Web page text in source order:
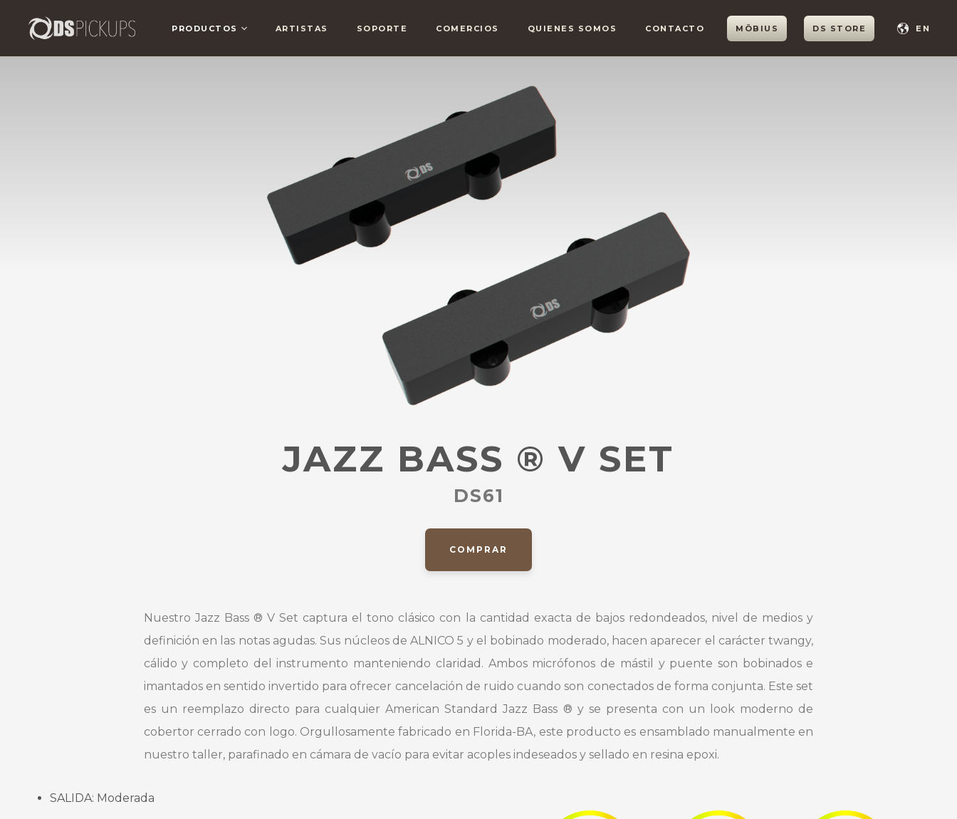
PRODUCTOS ARTISTAS SOPORTE COMERCIOS QUIENES SOMOS CONTACTO MÖBIUS DS STORE EN
JAZZ BASS ® V SET
DS61
COMPRAR
Nuestro Jazz Bass ® V Set captura el tono clásico con la cantidad exacta de bajos redondeados, nivel de medios y
definición en las notas agudas. Sus núcleos de ALNICO 5 y el bobinado moderado, hacen aparecer el carácter twangy,
cálido y completo del instrumento manteniendo claridad. Ambos micrófonos de mástil y puente son bobinados e
imantados en sentido invertido para ofrecer cancelación de ruido cuando son conectados de forma conjunta. Este set
es un reemplazo directo para cualquier American Standard Jazz Bass ® y se presenta con un look moderno de
cobertor cerrado con logo. Orgullosamente fabricado en Florida-BA, este producto es ensamblado manualmente en
nuestro taller, parafinado en cámara de vacío para evitar acoples indeseados y sellado en resina epoxi.
SALIDA: Moderada